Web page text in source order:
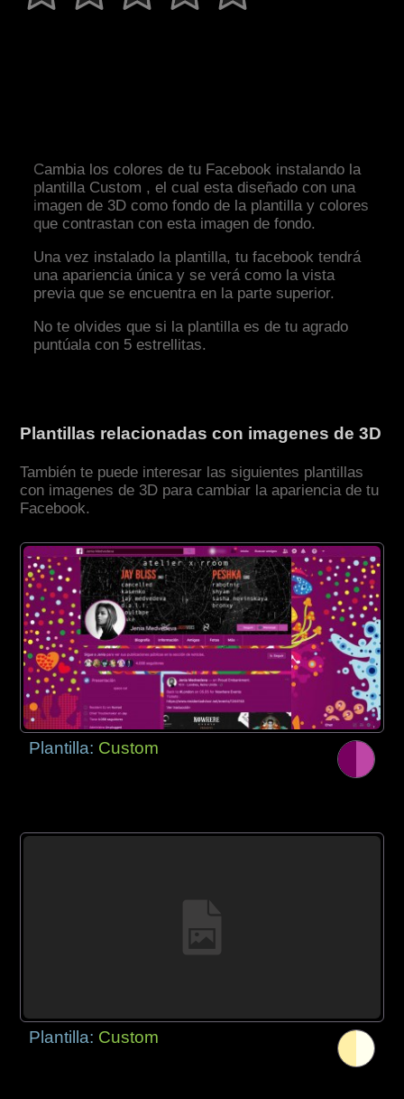
Cambia los colores de tu Facebook instalando la
plantilla Custom , el cual esta diseñado con una
imagen de 3D como fondo de la plantilla y colores
que contrastan con esta imagen de fondo.
Una vez instalado la plantilla, tu facebook tendrá
una apariencia única y se verá como la vista
previa que se encuentra en la parte superior.
No te olvides que si la plantilla es de tu agrado
puntúala con 5 estrellitas.
Plantillas relacionadas con imagenes de 3D
También te puede interesar las siguientes plantillas
con imagenes de 3D para cambiar la apariencia de tu
Facebook.
Plantilla: Custom
Plantilla: Custom